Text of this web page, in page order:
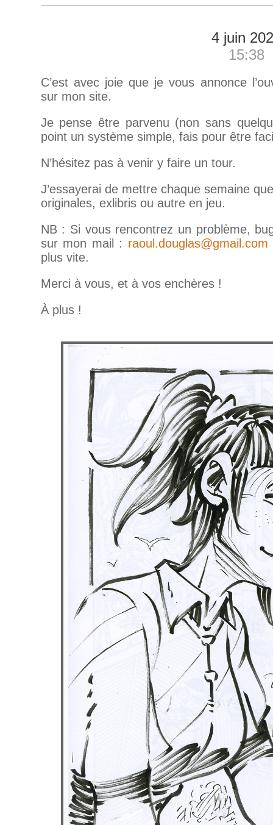
4 juin
15:38
C’est avec joie que je vous annonce
sur mon site.
Je pense être parvenu (non sans
point un système simple, fais pour être
N’hésitez pas à venir y faire un tour.
J’essayerai de mettre chaque semaine
originales, exlibris ou autre en jeu.
NB : Si vous rencontrez un problème,
sur mon mail : raoul.douglas@gmail.com
plus vite.
Merci à vous, et à vos enchères !
À plus !